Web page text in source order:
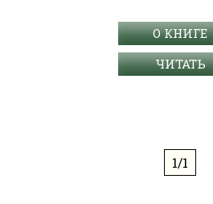
О КНИГЕ
ЧИТАТЬ
1/1